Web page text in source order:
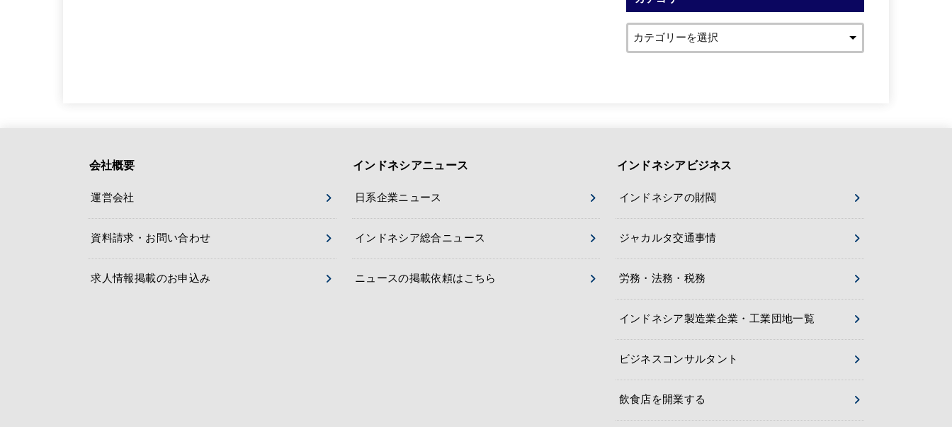
会社概要
運営会社
資料請求・お問い合わせ
求人情報掲載のお申込み
インドネシアニュース
日系企業ニュース
インドネシア総合ニュース
ニュースの掲載依頼はこちら
インドネシアビジネス
インドネシアの財閥
ジャカルタ交通事情
労務・法務・税務
インドネシア製造業企業・工業団地一覧
ビジネスコンサルタント
飲食店を開業する